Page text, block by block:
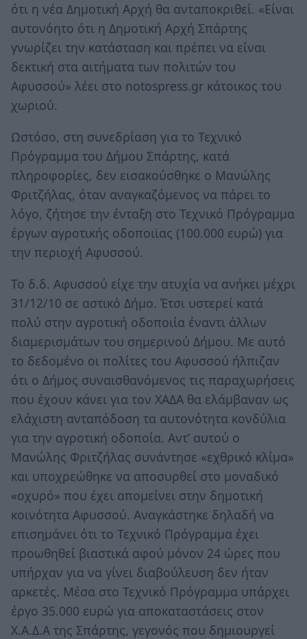
ότι η νέα Δημοτική Αρχή θα ανταποκριθεί. «Είναι
αυτονόητο ότι η Δημοτική Αρχή Σπάρτης
γνωρίζει την κατάσταση και πρέπει να είναι
δεκτική στα αιτήματα των πολιτών του
Αφυσσού» λέει στο notospress.gr κάτοικος του
χωριού.
Ωστόσο, στη συνεδρίαση για το Τεχνικό
Πρόγραμμα του Δήμου Σπάρτης, κατά
πληροφορίες, δεν εισακούσθηκε ο Μανώλης
Φριτζήλας, όταν αναγκαζόμενος να πάρει το
λόγο, ζήτησε την ένταξη στο Τεχνικό Πρόγραμμα
έργων αγροτικής οδοποιϊας (100.000 ευρώ) για
την περιοχή Αφυσσού.
Το δ.δ. Αφυσσού είχε την ατυχία να ανήκει μέχρι
31/12/10 σε αστικό Δήμο. Έτσι υστερεί κατά
πολύ στην αγροτική οδοποιία έναντι άλλων
διαμερισμάτων του σημερινού Δήμου. Με αυτό
το δεδομένο οι πολίτες του Αφυσσού ήλπιζαν
ότι ο Δήμος συναισθανόμενος τις παραχωρήσεις
που έχουν κάνει για τον ΧΑΔΑ θα ελάμβαναν ως
ελάχιστη ανταπόδοση τα αυτονότητα κονδύλια
για την αγροτική οδοποία. Αντ’ αυτού ο
Μανώλης Φριτζήλας συνάντησε «εχθρικό κλίμα»
και υποχρεώθηκε να αποσυρθεί στο μοναδικό
«οχυρό» που έχει απομείνει στην δημοτική
κοινότητα Αφυσσού. Αναγκάστηκε δηλαδή να
επισημάνει ότι το Τεχνικό Πρόγραμμα έχει
προωθηθεί βιαστικά αφού μόνον 24 ώρες που
υπήρχαν για να γίνει διαβούλευση δεν ήταν
αρκετές. Μέσα στο Τεχνικό Πρόγραμμα υπάρχει
έργο 35.000 ευρώ για αποκαταστάσεις στον
Χ.Α.Δ.Α της Σπάρτης, γεγονός που δημιουργεί